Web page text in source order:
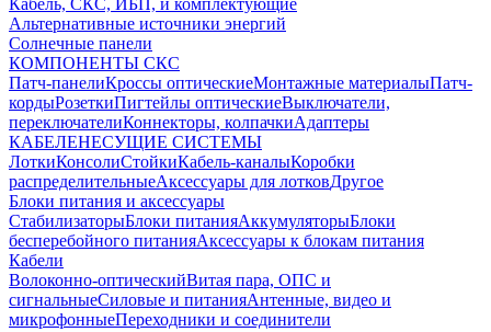
Кабель, СКС, ИБП, и комплектующие
Альтернативные источники энергий
Солнечные панели
КОМПОНЕНТЫ СКС
Патч-панелиКроссы оптическиеМонтажные материалыПатч-
кордыРозеткиПигтейлы оптическиеВыключатели,
переключателиКоннекторы, колпачкиАдаптеры
КАБЕЛЕНЕСУЩИЕ СИСТЕМЫ
ЛоткиКонсолиСтойкиКабель-каналыКоробки
распределительныеАксессуары для лотковДругое
Блоки питания и аксессуары
СтабилизаторыБлоки питанияАккумуляторыБлоки
бесперебойного питанияАксессуары к блокам питания
Кабели
Волоконно-оптическийВитая пара, ОПС и
сигнальныеСиловые и питанияАнтенные, видео и
микрофонныеПереходники и соединители